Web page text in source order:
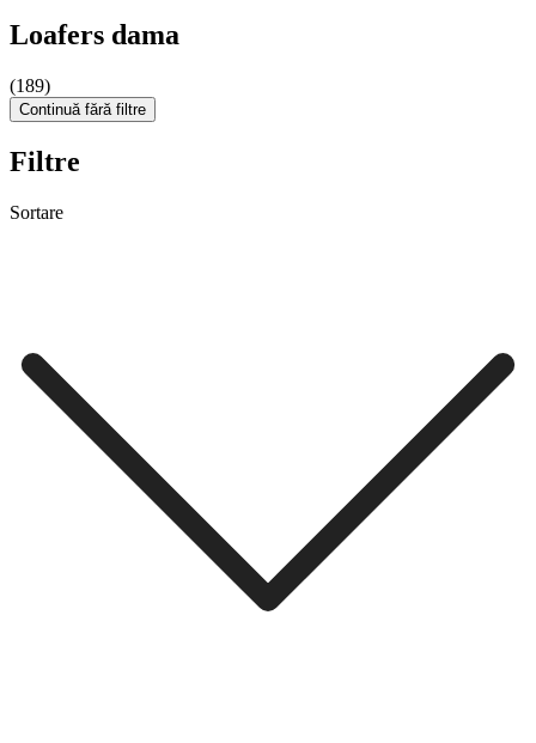
Loafers dama
(189)
Continuă fără filtre
Filtre
Sortare